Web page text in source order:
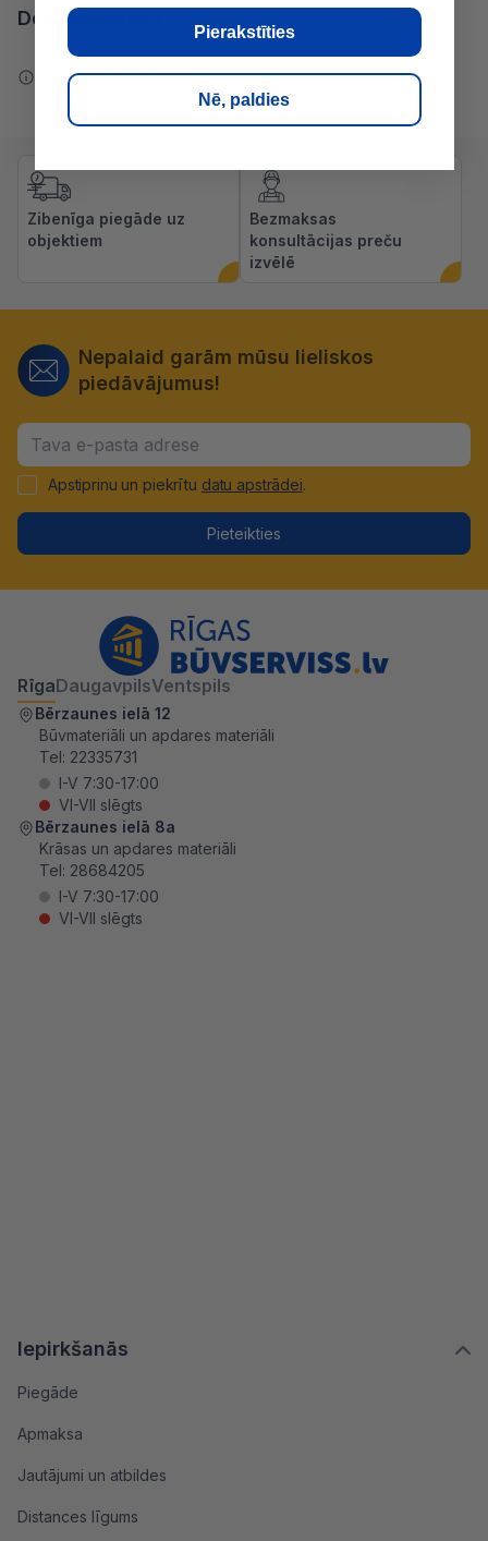
Dokumentācija
Ziņot par kļūdu saturā
Zibenīga piegāde uz
objektiem
Bezmaksas
konsultācijas preču
izvēlē
Nepalaid garām mūsu lieliskos
piedāvājumus!
Apstiprinu un piekrītu datu apstrādei.
Pieteikties
Iepirkšanās
Piegāde
Apmaksa
Jautājumi un atbildes
Distances līgums
RīgaDaugavpilsVentspils
Bērzaunes ielā 12
Būvmateriāli un apdares materiāli
Tel: 22335731
I-V 7:30-17:00
VI-VII slēgts
Bērzaunes ielā 8a
Krāsas un apdares materiāli
Tel: 28684205
I-V 7:30-17:00
VI-VII slēgts
Pierakstīties
Nē, paldies